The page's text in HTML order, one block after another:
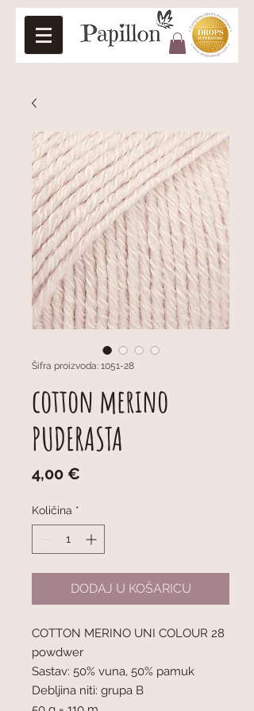
Šifra proizvoda: 1051-28
cotton merino
PUDERASTA
4,00 €
Količina *
DODAJ U KOŠARICU
COTTON MERINO UNI COLOUR 28
powdwer
Sastav: 50% vuna, 50% pamuk
Debljina niti: grupa B